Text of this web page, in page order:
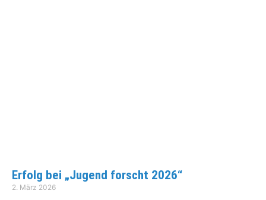
Erfolg bei „Jugend forscht 2026“
2. März 2026